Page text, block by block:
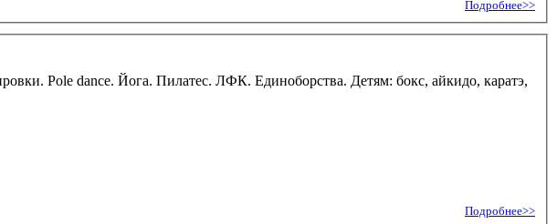
Подробнее>>
Pole dance. Йогa. Пилатес. ЛФК. Единоборства. Детям: бокс, айкидо, каратэ,
Подробнее>>